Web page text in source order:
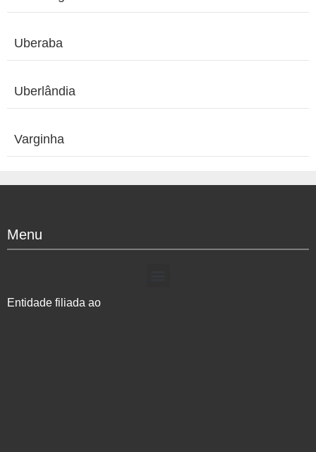
Uberaba
Uberlândia
Varginha
Menu
Entidade filiada ao